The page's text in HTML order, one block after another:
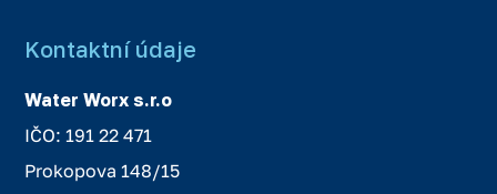
Kontaktní údaje
Water Worx s.r.o
IČO: 191 22 471
Prokopova 148/15